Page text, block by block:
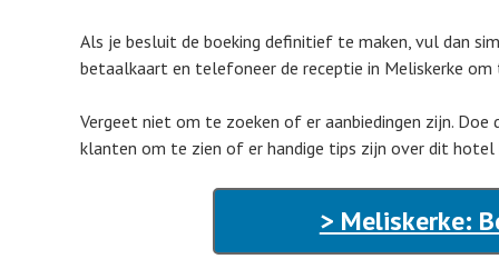
Als je besluit de boeking definitief te maken, vul dan
betaalkaart en telefoneer de receptie in Meliskerke
Vergeet niet om te zoeken of er aanbiedingen zijn.
klanten om te zien of er handige tips zijn over dit hotel
> Meliskerke: